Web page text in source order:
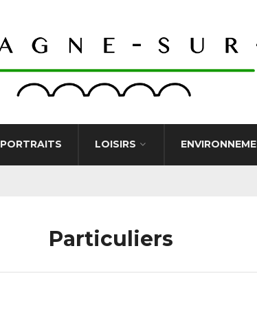
PORTRAITS LOISIRS
Particuliers